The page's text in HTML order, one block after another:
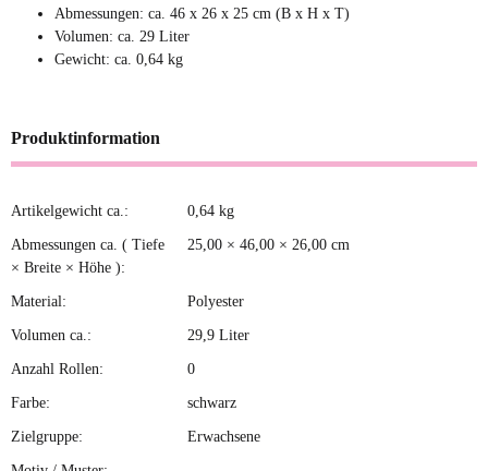
Abmessungen: ca. 46 x 26 x 25 cm (B x H x T)
Volumen: ca. 29 Liter
Gewicht: ca. 0,64 kg
Produktinformation
Produkteigenschaft
Wert
Artikelgewicht ca.: 0,64 kg
Abmessungen ca. ( Tiefe
× Breite × Höhe ):
25,00 × 46,00 × 26,00 cm
Material: Polyester
Volumen ca.: 29,9 Liter
Anzahl Rollen: 0
Farbe: schwarz
Zielgruppe: Erwachsene